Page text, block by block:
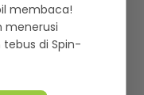
membaca!
menerusi
di Spin-